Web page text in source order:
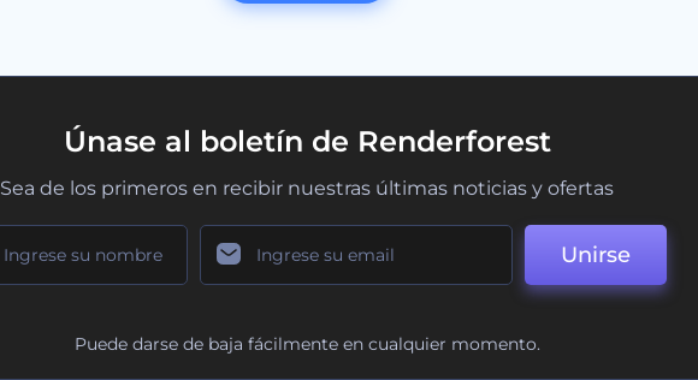
Únase al boletín de Renderforest
Sea de los primeros en recibir nuestras últimas noticias y ofertas
Unirse
Puede darse de baja fácilmente en cualquier momento.